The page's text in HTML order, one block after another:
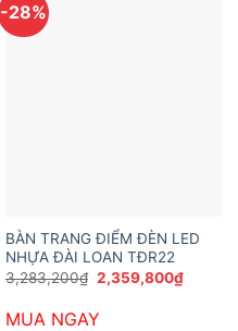
-28%
BÀN TRANG ĐIỂM ĐÈN LED
NHỰA ĐÀI LOAN TĐR22
3,283,200₫ Giá
gốc
3,283,200₫.
2,359,800₫Giá
hiện
MUA NGAY